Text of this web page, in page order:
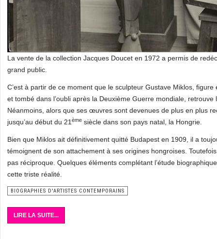
La vente de la collection Jacques Doucet en 1972 a permis de
grand public.
C’est à partir de ce moment que le sculpteur Gustave Miklos,
et tombé dans l’oubli après la Deuxième Guerre mondiale,
Néanmoins, alors que ses œuvres sont devenues de plus en plus
jusqu’au début du 21 ème siècle dans son pays natal, la Hongrie.
Bien que Miklos ait définitivement quitté Budapest en 1909, il a
témoignent de son attachement à ses origines hongroises.
pas réciproque. Quelques éléments complétant l’étude
cette triste réalité.
BIOGRAPHIES D'ARTISTES CONTEMPORAINS
LIRE LA SUITE...